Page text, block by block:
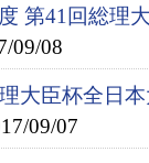
第41回総理
09/08
大臣杯全日
09/07